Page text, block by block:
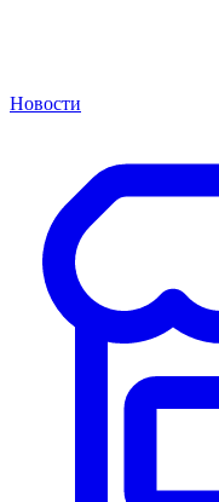
Новости